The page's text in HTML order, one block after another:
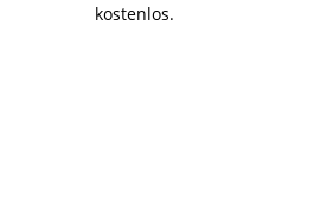
kostenlos.